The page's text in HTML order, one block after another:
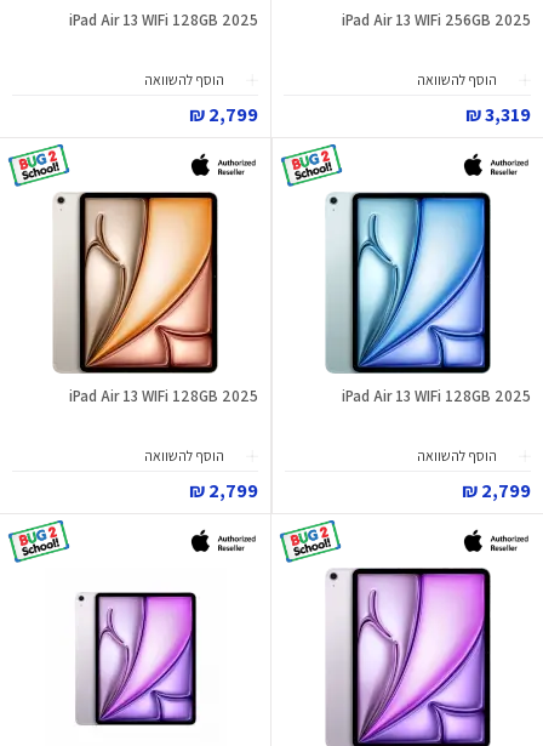
iPad Air 13 WIFi 256GB 2025
הוסף להשוואה
3,319 ₪
iPad Air 13 WIFi 128GB 2025
הוסף להשוואה
2,799 ₪
iPad Air 13 WIFi 128GB 2025
הוסף להשוואה
2,799 ₪
iPad Air 13 WIFi 128GB 2025
הוסף להשוואה
2,799 ₪